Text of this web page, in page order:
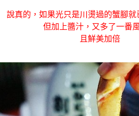
說真的，如果光只是川燙過的蟹腳就
但加上醬汁，又多了一番
且鮮美加倍